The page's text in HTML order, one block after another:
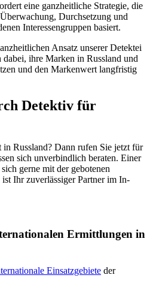
eine ganzheitliche Strategie, die
Durchsetzung und
Interessengruppen basiert.
Ansatz unserer Detektei
ihre Marken in Russland und
und den Markenwert langfristig
Detektiv für
Russland? Dann rufen Sie jetzt für
sich unverbindlich beraten. Einer
gerne mit der gebotenen
Ihr zuverlässiger Partner im In-
Ermittlungen in
Einsatzgebiete der